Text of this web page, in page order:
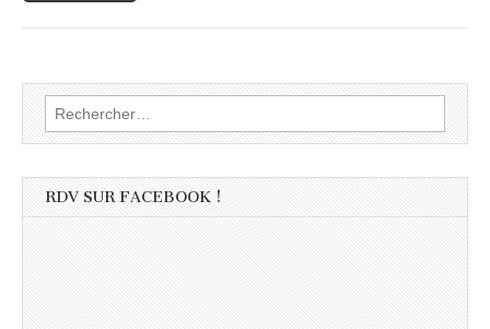
Rechercher :
RDV SUR FACEBOOK !